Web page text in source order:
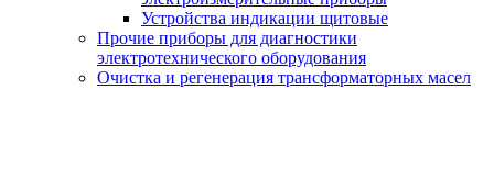
Устройства индикации щитовые
Прочие приборы для диагностики
электротехнического оборудования
Очистка и регенерация трансформаторных масел